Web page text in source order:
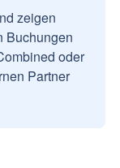
zeigen
Buchungen
oder
Partner